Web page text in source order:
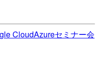
CloudAzureセミナー会